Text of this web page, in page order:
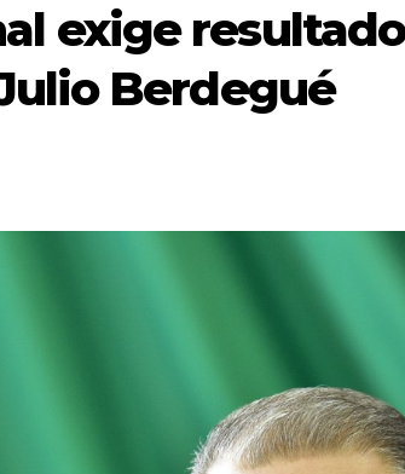
exige
Berdegué